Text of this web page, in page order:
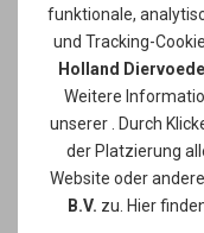
funktionale,
und Tracking-
Holland
Weitere
unserer
. Durch
der Platzierung
Website oder
B.V. zu. Hier